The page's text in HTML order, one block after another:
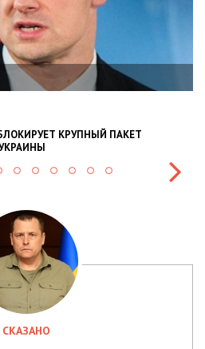
22.01.2024
НАЦПОЛІЦІЯ ЛЯКАЄ
СКАЗАНО